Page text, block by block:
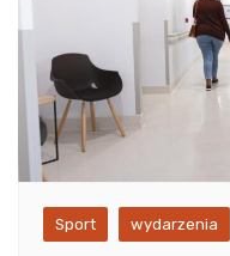
Sport wydarzenia